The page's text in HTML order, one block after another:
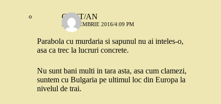
CR/ST/AN
3 SEPTEMBRIE 2016/4:09 PM
Parabola cu murdaria si sapunul nu ai inteles-o,
asa ca trec la lucruri concrete.
Nu sunt bani multi in tara asta, asa cum clamezi,
suntem cu Bulgaria pe ultimul loc din Europa la
nivelul de trai.